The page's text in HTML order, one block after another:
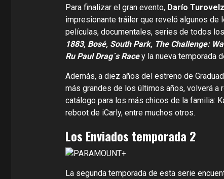
Para finalizar el gran evento, Darío
impresionante tráiler que reveló algunos de
películas, documentales, series de todos
1883, Bosé, South Park, The Challenge:
Ru Paul Drag´s Racey la nueva temporada
Además, a diez años del estreno de
más grandes de los últimos años, volverá a
catálogo para los más chicos de la familia:
reboot de iCarly, entre muchos otros.
Los Enviados temporada 2
La segunda temporada de esta serie